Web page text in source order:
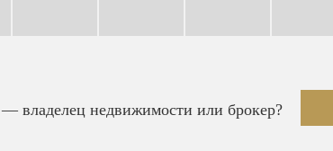
владелец недвижимости или брокер?